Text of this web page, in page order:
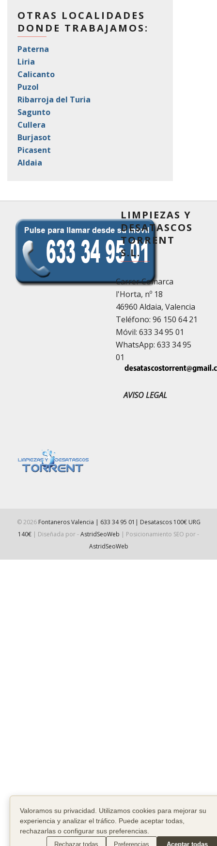
OTRAS LOCALIDADES
DONDE TRABAJAMOS:
Paterna
Liria
Calicanto
Puzol
Ribarroja del Turia
Sagunto
Cullera
Burjasot
Picasent
Aldaia
LIMPIEZAS Y
DESATASCOS
TORRENT
S.L.
Carrer Comarca
l'Horta, nº 18
46960 Aldaia, Valencia
Teléfono: 96 150 64 21
Móvil: 633 34 95 01
WhatsApp: 633 34 95
01
AVISO LEGAL
©2026 Fontaneros Valencia | 633 34 95 01| Desatascos 100€ URG
140€ | Diseñada por -AstridSeoWeb | Posicionamiento SEO por -
AstridSeoWeb
Valoramos su privacidad. Utilizamos cookies para mejorar su
experiencia y analizar el tráfico. Puede aceptar todas,
rechazarlas o configurar sus preferencias.
Rechazar todas Preferencias Aceptar todas